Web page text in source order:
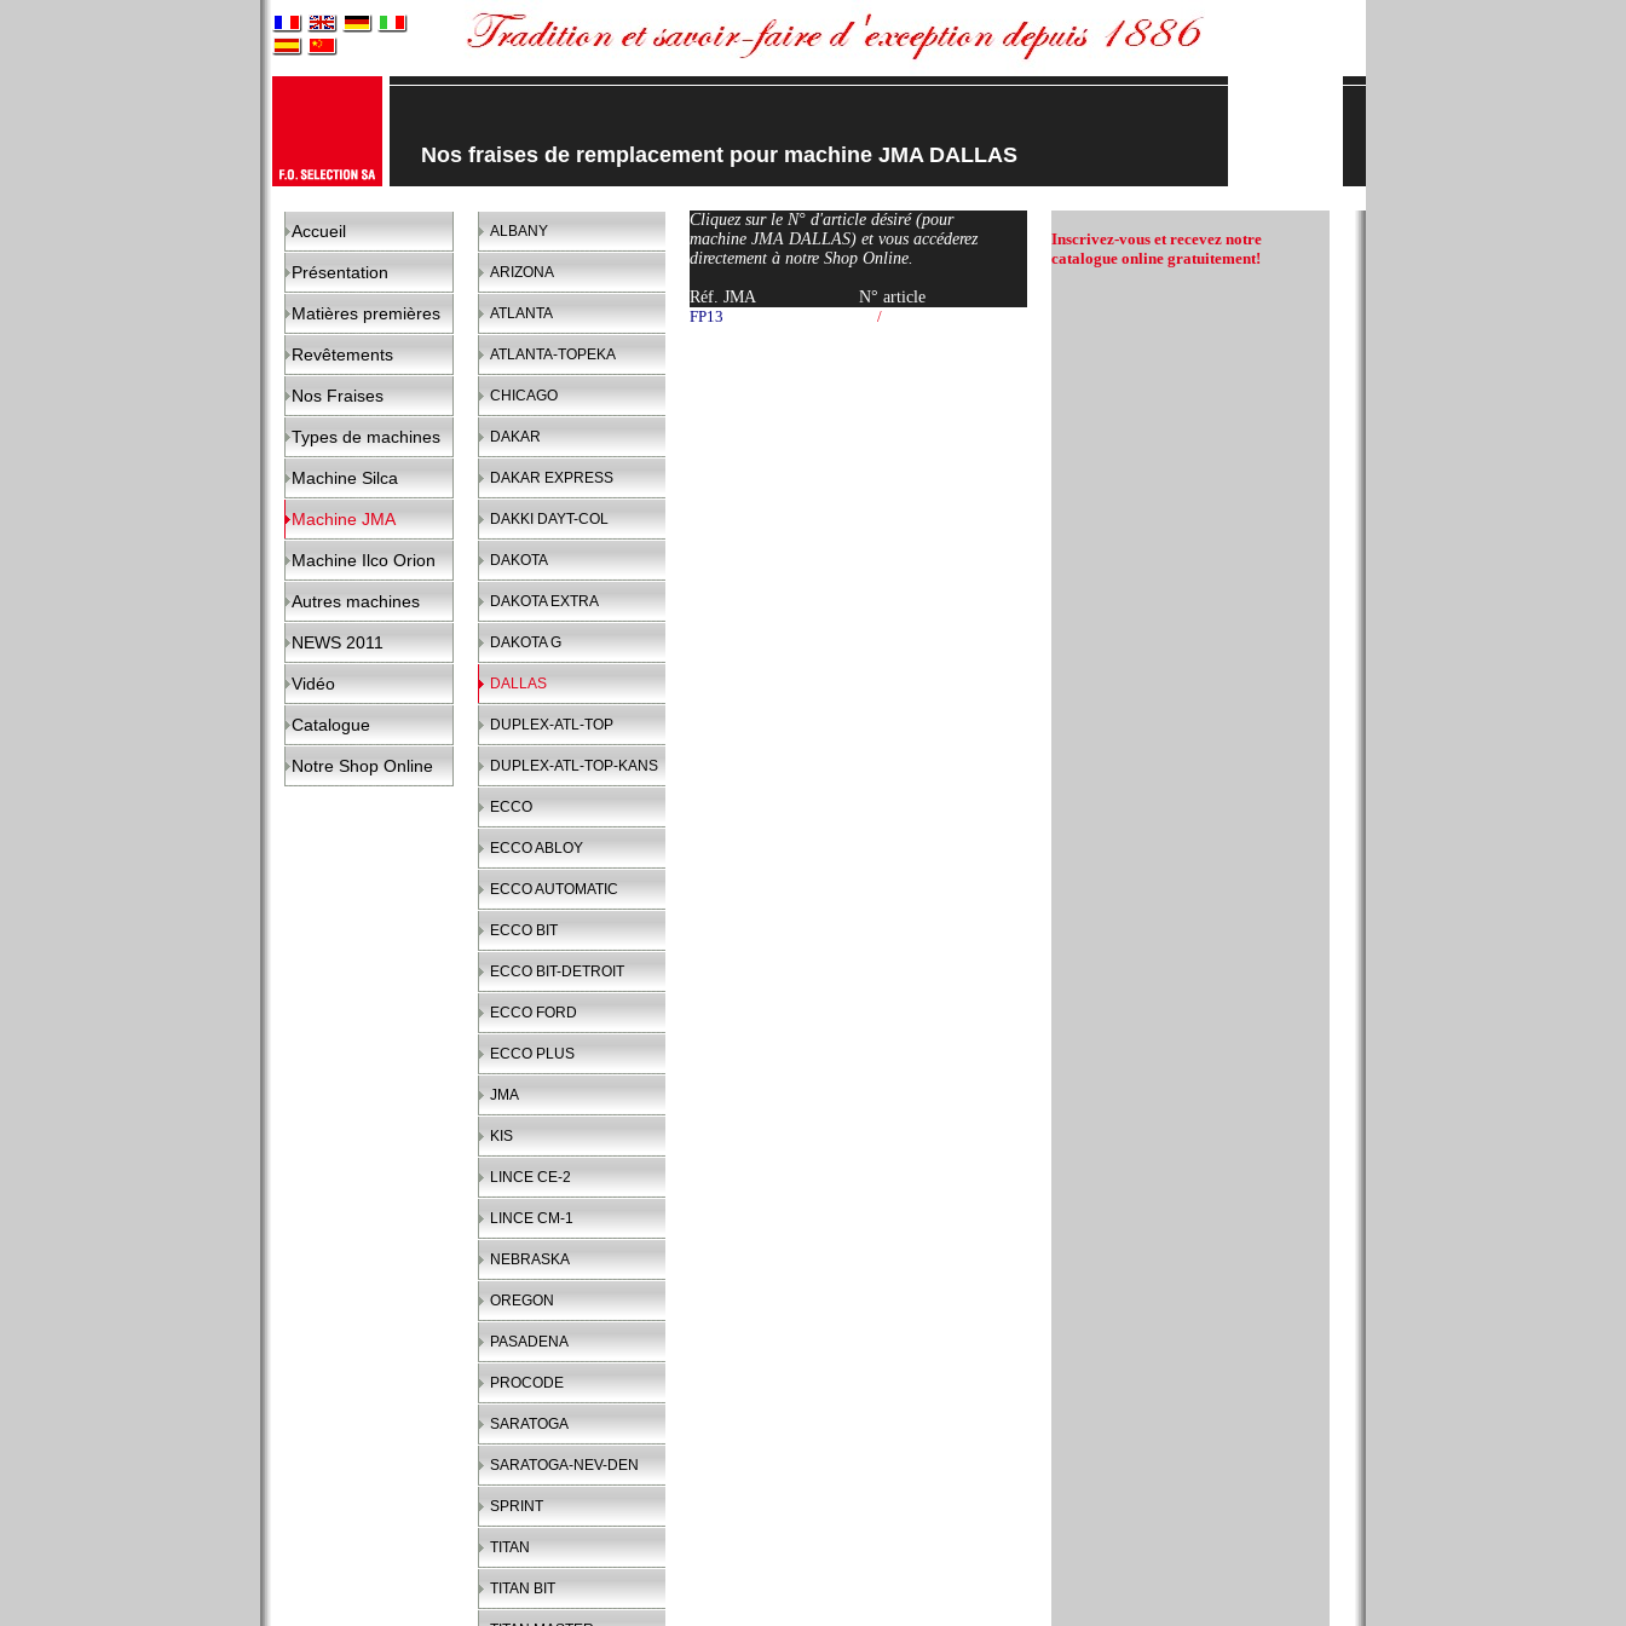
Nos fraises de remplacement pour machine JMA DALLAS
Accueil
Présentation
Matières premières
Revêtements
Nos Fraises
Types de machines
Machine Silca
Machine JMA
Machine Ilco Orion
Autres machines
NEWS 2011
Vidéo
Catalogue
Notre Shop Online
ALBANY
ARIZONA
ATLANTA
ATLANTA-TOPEKA
CHICAGO
DAKAR
DAKAR EXPRESS
DAKKI DAYT-COL
DAKOTA
DAKOTA EXTRA
DAKOTA G
DALLAS
DUPLEX-ATL-TOP
DUPLEX-ATL-TOP-KANS
ECCO
ECCO ABLOY
ECCO AUTOMATIC
ECCO BIT
ECCO BIT-DETROIT
ECCO FORD
ECCO PLUS
JMA
KIS
LINCE CE-2
LINCE CM-1
NEBRASKA
OREGON
PASADENA
PROCODE
SARATOGA
SARATOGA-NEV-DEN
SPRINT
TITAN
TITAN BIT
Cliquez sur le N° d'article désiré (pour
machine JMA DALLAS) et vous accéderez
directement à notre Shop Online.
Réf. JMA
N° article
FP13
/
Inscrivez-vous et recevez notre
catalogue online gratuitement!